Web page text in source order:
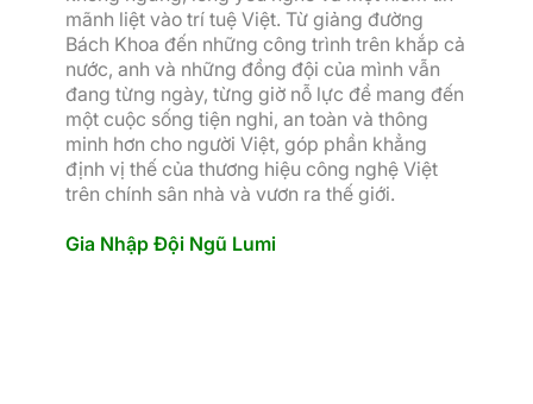
mãnh liệt vào trí tuệ Việt. Từ giảng đường
Bách Khoa đến những công trình trên khắp cả
nước, anh và những đồng đội của mình vẫn
đang từng ngày, từng giờ nỗ lực để mang đến
một cuộc sống tiện nghi, an toàn và thông
minh hơn cho người Việt, góp phần khẳng
định vị thế của thương hiệu công nghệ Việt
trên chính sân nhà và vươn ra thế giới.
Gia Nhập Đội Ngũ Lumi